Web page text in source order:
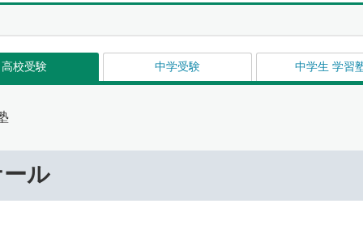
高校受験 中学受験 中学生 学習
ル